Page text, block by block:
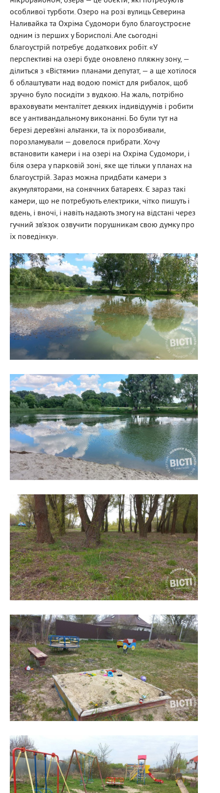
особливої турботи. Озеро на розі вулиць Северина
Наливайка та Охріма Судомори було благоустроєне
одним із перших у Борисполі. Але сьогодні
благоустрій потребує додаткових робіт. «У
перспективі на озері буде оновлено пляжну зону, —
ділиться з «Вістями» планами депутат, — а ще хотілося
б облаштувати над водою поміст для рибалок, щоб
зручно було посидіти з вудкою. На жаль, потрібно
враховувати менталітет деяких індивідуумів і робити
все у антивандальному виконанні. Бо були тут на
березі дерев’яні альтанки, та їх порозбивали,
порозламували — довелося прибрати. Хочу
встановити камери і на озері на Охріма Судомори, і
біля озера у парковій зоні, яке ще тільки у планах на
благоустрій. Зараз можна придбати камери з
акумуляторами, на сонячних батареях. Є зараз такі
камери, що не потребують електрики, чітко пишуть і
вдень, і вночі, і навіть надають змогу на відстані через
гучний зв’язок озвучити порушникам свою думку про
їх поведінку».